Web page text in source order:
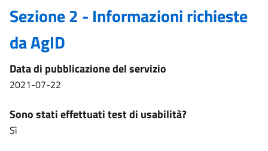
Sezione 2 - Informazioni richieste
da AgID
Data di pubblicazione del servizio
2021-07-22
Sono stati effettuati test di usabilità?
Sì